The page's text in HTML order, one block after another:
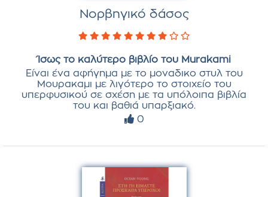
Νορβηγικό δάσος
Ίσως το καλύτερο βιβλίο του Murakami
Είναι ένα αφήγημα με το μοναδικο στυλ του
Mουρακαμι με λιγότερο το στοιχείο του
υπερφυσικού σε σχέση με τα υπόλοιπα βιβλία
του και βαθιά υπαρξιακό.
0